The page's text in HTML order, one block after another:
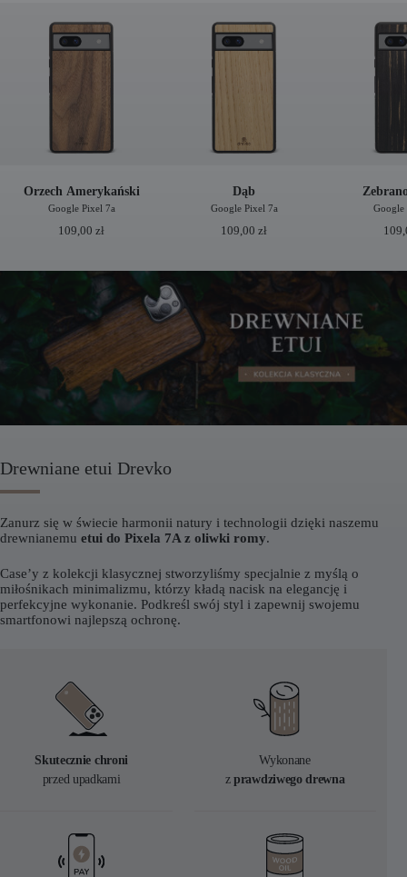
Orzech Amerykański
Google Pixel 7a
109,00zł
Dąb
Google Pixel 7a
109,00zł
Google
Drewniane etui Drevko
Zanurz się w świecie harmonii natury i technologii dzięki naszemu
drewnianemu etui do Pixela 7A z oliwki romy.
Case’y z kolekcji klasycznej stworzyliśmy specjalnie z myślą o
miłośnikach minimalizmu, którzy kładą nacisk na elegancję i
perfekcyjne wykonanie. Podkreśl swój styl i zapewnij swojemu
smartfonowi najlepszą ochronę.
Skutecznie chroni
przed upadkami
Wykonane
z prawdziwego drewna